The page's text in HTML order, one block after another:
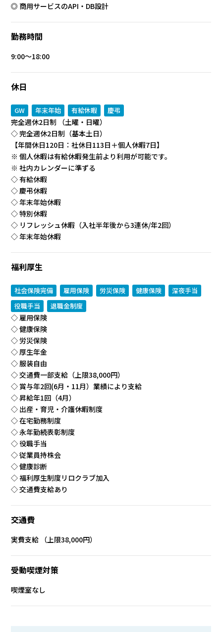
◎ 商用サービスのAPI・DB設計
勤務時間
9:00〜18:00
休日
GW 年末年始 有給休暇 慶弔
完全週休2日制 （土曜・日曜）
◇ 完全週休2日制（基本土日）
【年間休日120日：社休日113日＋個人休暇7日】
※ 個人休暇は有給休暇発生前より利用が可能です。
※ 社内カレンダーに準ずる
◇ 有給休暇
◇ 慶弔休暇
◇ 年末年始休暇
◇ 特別休暇
◇ リフレッシュ休暇（入社半年後から3連休/年2回）
◇ 年末年始休暇
福利厚生
社会保険完備 雇用保険 労災保険 健康保険
深夜手当
役職手当
退職金制度
◇ 雇用保険
◇ 健康保険
◇ 労災保険
◇ 厚生年金
◇ 服装自由
◇ 交通費一部支給（上限38,000円）
◇ 賞与年2回(6月・11月）業績により支給
◇ 昇給年1回（4月）
◇ 出産・育児・介護休暇制度
◇ 在宅勤務制度
◇ 永年勤続表彰制度
◇ 役職手当
◇ 従業員持株会
◇ 健康診断
◇ 福利厚生制度リロクラブ加入
◇ 交通費支給あり
交通費
実費支給 （上限38,000円）
受動喫煙対策
喫煙室なし